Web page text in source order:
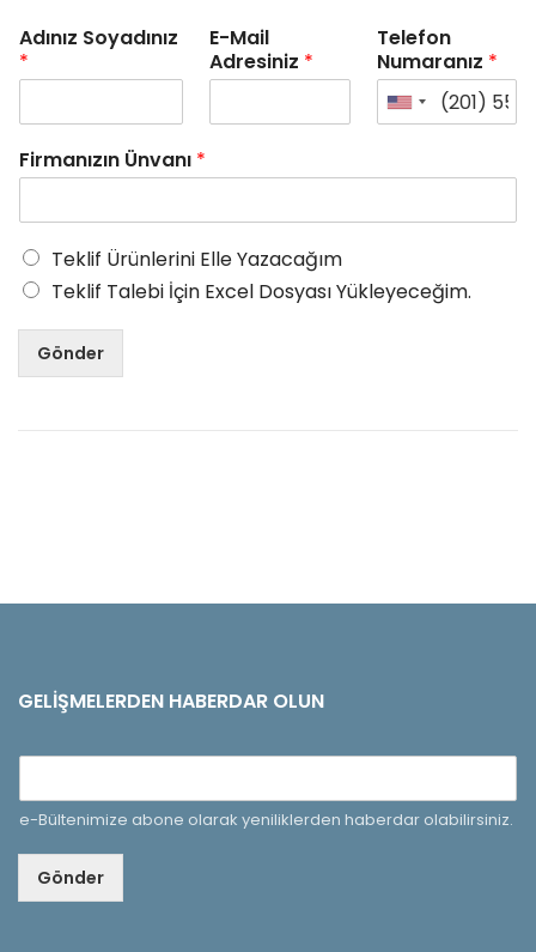
Adınız Soyadınız
*
E-Mail
Adresiniz *
Telefon
Numaranız *
Firmanızın Ünvanı *
Teklif Ürünlerini Elle Yazacağım
Teklif Talebi İçin Excel Dosyası Yükleyeceğim.
Gönder
GELIŞMELERDEN HABERDAR OLUN
e-Bültenimize abone olarak yeniliklerden haberdar olabilirsiniz.
Gönder